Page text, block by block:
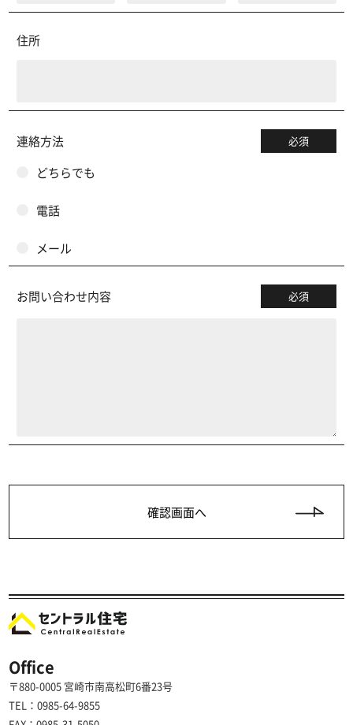
住所
連絡方法 必須
どちらでも
電話
メール
お問い合わせ内容 必須
Office
〒880-0005 宮崎市南高松町6番23号
TEL：0985-64-9855